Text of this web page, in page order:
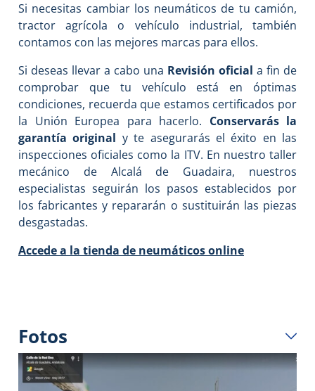
Si necesitas cambiar los neumáticos de tu camión,
tractor agrícola o vehículo industrial, también
contamos con las mejores marcas para ellos.
Si deseas llevar a cabo una Revisión oficial a fin de
comprobar que tu vehículo está en óptimas
condiciones, recuerda que estamos certificados por
la Unión Europea para hacerlo. Conservarás la
garantía original y te asegurarás el éxito en las
inspecciones oficiales como la ITV. En nuestro taller
mecánico de Alcalá de Guadaira, nuestros
especialistas seguirán los pasos establecidos por
los fabricantes y repararán o sustituirán las piezas
desgastadas.
Accede a la tienda de neumáticos online
Fotos